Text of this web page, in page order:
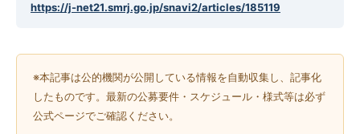
https://j-net21.smrj.go.jp/snavi2/articles/185119
※本記事は公的機関が公開している情報を自動収集し、記事化
したものです。最新の公募要件・スケジュール・様式等は必ず
公式ページでご確認ください。